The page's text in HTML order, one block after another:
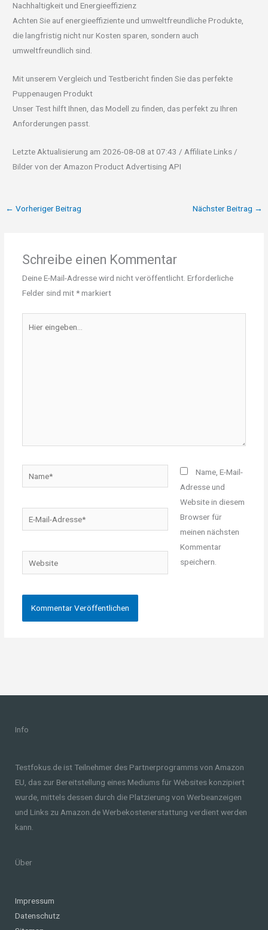
Nachhaltigkeit und Energieeffizienz
Achten Sie auf energieeffiziente und umweltfreundliche Produkte,
die langfristig nicht nur Kosten sparen, sondern auch
umweltfreundlich sind.
Mit unserem Vergleich und Testbericht finden Sie das perfekte
Puppenaugen Produkt
Unser Test hilft Ihnen, das Modell zu finden, das perfekt zu Ihren
Anforderungen passt.
Letzte Aktualisierung am 2026-08-08 at 07:43 / Affiliate Links /
Bilder von der Amazon Product Advertising API
← Vorheriger Beitrag Nächster Beitrag →
Schreibe einen Kommentar
Deine E-Mail-Adresse wird nicht veröffentlicht. Erforderliche
Felder sind mit*markiert
eingeben…
Mail-
Website
Name, E-Mail-
Adresse und
Website in diesem
Browser für
meinen nächsten
Kommentar
speichern.
Info
Testfokus.de ist Teilnehmer des Partnerprogramms von Amazon
EU, das zur Bereitstellung eines Mediums für Websites konzipiert
wurde, mittels dessen durch die Platzierung von Werbeanzeigen
und Links zu Amazon.de Werbekostenerstattung verdient werden
kann.
Über
Impressum
Datenschutz